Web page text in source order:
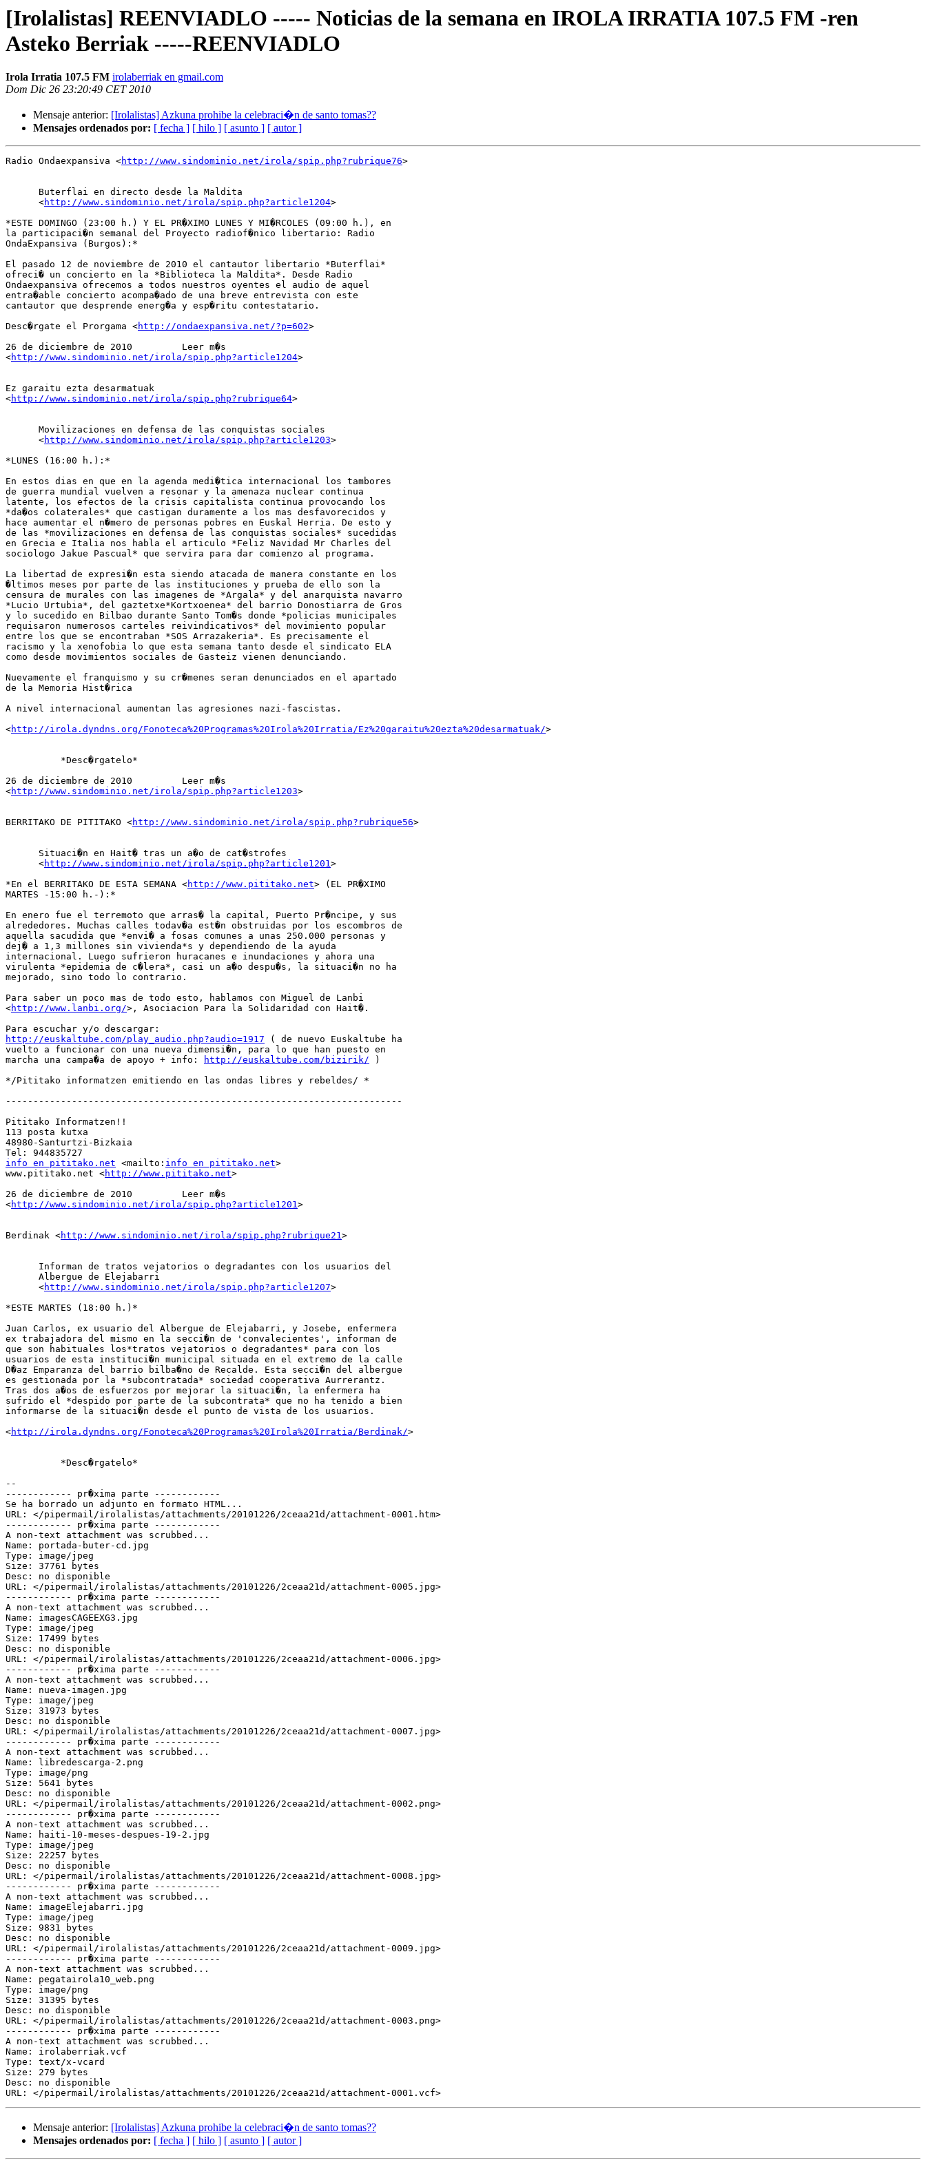
[Irolalistas] REENVIADLO ----- Noticias de la semana en IROLA IRRATIA 107.5 FM -ren
Asteko Berriak -----REENVIADLO
Irola Irratia 107.5 FM irolaberriak en gmail.com
Dom Dic 26 23:20:49 CET 2010
Mensaje anterior: [Irolalistas] Azkuna prohibe la celebraci�n de santo tomas??
Mensajes ordenados por: [ fecha ] [ hilo ] [ asunto ] [ autor ]
Radio Ondaexpansiva <http://www.sindominio.net/irola/spip.php?rubrique76>
      Buterflai en directo desde la Maldita
      <
http://www.sindominio.net/irola/spip.php?article1204>
*ESTE DOMINGO (23:00 h.) Y EL PR�XIMO LUNES Y MI�RCOLES (09:00 h.), en
la participaci�n semanal del Proyecto radiof�nico libertario: Radio
OndaExpansiva (Burgos):*
El pasado 12 de noviembre de 2010 el cantautor libertario *Buterflai*
ofreci� un concierto en la *Biblioteca la Maldita*. Desde Radio
Ondaexpansiva ofrecemos a todos nuestros oyentes el audio de aquel
entra�able concierto acompa�ado de una breve entrevista con este
cantautor que desprende energ�a y esp�ritu contestatario.
Desc�rgate el Prorgama <http://ondaexpansiva.net/?p=602>
26 de diciembre de 2010 	Leer m�s
<http://www.sindominio.net/irola/spip.php?article1204>
Ez garaitu ezta desarmatuak
<http://www.sindominio.net/irola/spip.php?rubrique64>
      Movilizaciones en defensa de las conquistas sociales
      <
http://www.sindominio.net/irola/spip.php?article1203>
*LUNES (16:00 h.):*
En estos dias en que en la agenda medi�tica internacional los tambores
de guerra mundial vuelven a resonar y la amenaza nuclear continua
latente, los efectos de la crisis capitalista continua provocando los
*da�os colaterales* que castigan duramente a los mas desfavorecidos y
hace aumentar el n�mero de personas pobres en Euskal Herria. De esto y
de las *movilizaciones en defensa de las conquistas sociales* sucedidas
en Grecia e Italia nos habla el articulo *Feliz Navidad Mr Charles del
sociologo Jakue Pascual* que servira para dar comienzo al programa.
La libertad de expresi�n esta siendo atacada de manera constante en los
�ltimos meses por parte de las instituciones y prueba de ello son la
censura de murales con las imagenes de *Argala* y del anarquista navarro
*Lucio Urtubia*, del gaztetxe*Kortxoenea* del barrio Donostiarra de Gros
y lo sucedido en Bilbao durante Santo Tom�s donde *policias municipales
requisaron numerosos carteles reivindicativos* del movimiento popular
entre los que se encontraban *SOS Arrazakeria*. Es precisamente el
racismo y la xenofobia lo que esta semana tanto desde el sindicato ELA
como desde movimientos sociales de Gasteiz vienen denunciando.
Nuevamente el franquismo y su cr�menes seran denunciados en el apartado
de la Memoria Hist�rica
A nivel internacional aumentan las agresiones nazi-fascistas.
<http://irola.dyndns.org/Fonoteca%20Programas%20Irola%20Irratia/Ez%20garaitu%20ezta%20desarmatuak/>
          *Desc�rgatelo*
26 de diciembre de 2010 	Leer m�s
<http://www.sindominio.net/irola/spip.php?article1203>
BERRITAKO DE PITITAKO <http://www.sindominio.net/irola/spip.php?rubrique56>
      Situaci�n en Hait� tras un a�o de cat�strofes
      <
http://www.sindominio.net/irola/spip.php?article1201>
*En el BERRITAKO DE ESTA SEMANA <http://www.pititako.net> (EL PR�XIMO
MARTES -15:00 h.-):*
En enero fue el terremoto que arras� la capital, Puerto Pr�ncipe, y sus
alrededores. Muchas calles todav�a est�n obstruidas por los escombros de
aquella sacudida que *envi� a fosas comunes a unas 250.000 personas y
dej� a 1,3 millones sin vivienda*s y dependiendo de la ayuda
internacional. Luego sufrieron huracanes e inundaciones y ahora una
virulenta *epidemia de c�lera*, casi un a�o despu�s, la situaci�n no ha
mejorado, sino todo lo contrario.
Para saber un poco mas de todo esto, hablamos con Miguel de Lanbi
<http://www.lanbi.org/>, Asociacion Para la Solidaridad con Hait�.
http://euskaltube.com/play_audio.php?audio=1917 ( de nuevo Euskaltube ha
vuelto a funcionar con una nueva dimensi�n, para lo que han puesto en
marcha una campa�a de apoyo + info:
http://euskaltube.com/bizirik/ )
*/Pititako informatzen emitiendo en las ondas libres y rebeldes/ *
------------------------------------------------------------------------
Pititako Informatzen!!
113 posta kutxa
48980-Santurtzi-Bizkaia
info en pititako.net <mailto: info en pititako.net>
www.pititako.net <http://www.pititako.net>
26 de diciembre de 2010 	Leer m�s
<http://www.sindominio.net/irola/spip.php?article1201>
Berdinak <http://www.sindominio.net/irola/spip.php?rubrique21>
      Informan de tratos vejatorios o degradantes con los usuarios del
      Albergue de Elejabarri
      <
http://www.sindominio.net/irola/spip.php?article1207>
*ESTE MARTES (18:00 h.)*
Juan Carlos, ex usuario del Albergue de Elejabarri, y Josebe, enfermera
ex trabajadora del mismo en la secci�n de 'convalecientes', informan de
que son habituales los*tratos vejatorios o degradantes* para con los
usuarios de esta instituci�n municipal situada en el extremo de la calle
D�az Emparanza del barrio bilba�no de Recalde. Esta secci�n del albergue
es gestionada por la *subcontratada* sociedad cooperativa Aurrerantz.
Tras dos a�os de esfuerzos por mejorar la situaci�n, la enfermera ha
sufrido el *despido por parte de la subcontrata* que no ha tenido a bien
informarse de la situaci�n desde el punto de vista de los usuarios.
<http://irola.dyndns.org/Fonoteca%20Programas%20Irola%20Irratia/Berdinak/>
          *Desc�rgatelo*
--
------------ pr�xima parte ------------
Se ha borrado un adjunto en formato HTML...
URL: </pipermail/irolalistas/attachments/20101226/2ceaa21d/attachment-0001.htm>
------------ pr�xima parte ------------
A non-text attachment was scrubbed...
Name: portada-buter-cd.jpg
Type: image/jpeg
Size: 37761 bytes
Desc: no disponible
URL: </pipermail/irolalistas/attachments/20101226/2ceaa21d/attachment-0005.jpg>
------------ pr�xima parte ------------
A non-text attachment was scrubbed...
Name: imagesCAGEEXG3.jpg
Type: image/jpeg
Size: 17499 bytes
Desc: no disponible
URL: </pipermail/irolalistas/attachments/20101226/2ceaa21d/attachment-0006.jpg>
------------ pr�xima parte ------------
A non-text attachment was scrubbed...
Name: nueva-imagen.jpg
Type: image/jpeg
Size: 31973 bytes
Desc: no disponible
URL: </pipermail/irolalistas/attachments/20101226/2ceaa21d/attachment-0007.jpg>
------------ pr�xima parte ------------
A non-text attachment was scrubbed...
Name: libredescarga-2.png
Type: image/png
Size: 5641 bytes
Desc: no disponible
URL: </pipermail/irolalistas/attachments/20101226/2ceaa21d/attachment-0002.png>
------------ pr�xima parte ------------
A non-text attachment was scrubbed...
Name: haiti-10-meses-despues-19-2.jpg
Type: image/jpeg
Size: 22257 bytes
Desc: no disponible
URL: </pipermail/irolalistas/attachments/20101226/2ceaa21d/attachment-0008.jpg>
------------ pr�xima parte ------------
A non-text attachment was scrubbed...
Name: imageElejabarri.jpg
Type: image/jpeg
Size: 9831 bytes
Desc: no disponible
URL: </pipermail/irolalistas/attachments/20101226/2ceaa21d/attachment-0009.jpg>
------------ pr�xima parte ------------
A non-text attachment was scrubbed...
Name: pegatairola10_web.png
Type: image/png
Size: 31395 bytes
Desc: no disponible
URL: </pipermail/irolalistas/attachments/20101226/2ceaa21d/attachment-0003.png>
------------ pr�xima parte ------------
A non-text attachment was scrubbed...
Name: irolaberriak.vcf
Type: text/x-vcard
Size: 279 bytes
Desc: no disponible
Mensaje anterior: [Irolalistas] Azkuna prohibe la celebraci�n de santo tomas??
Mensajes ordenados por: [ fecha ] [ hilo ] [ asunto ] [ autor ]